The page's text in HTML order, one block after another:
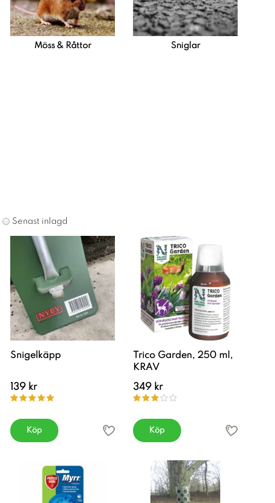
Möss & Råttor Sniglar
Senast inlagd
Snigelkäpp
139 kr
Köp
Trico Garden, 250 ml,
KRAV
349 kr
Köp